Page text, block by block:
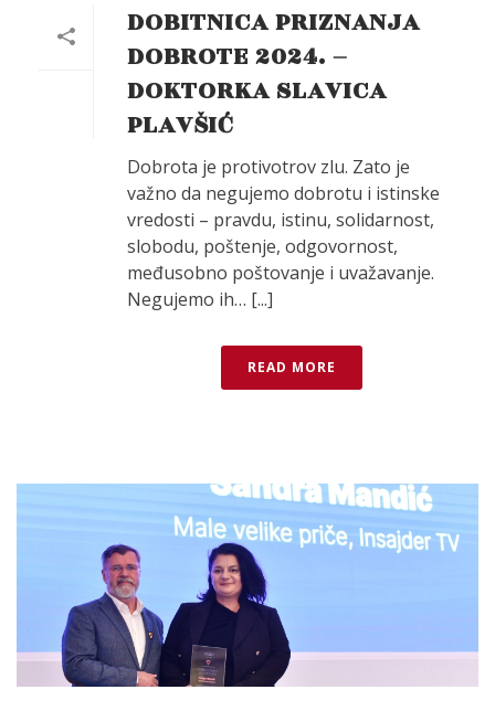
DOBITNICA PRIZNANJA
DOBROTE 2024. –
DOKTORKA SLAVICA
PLAVŠIĆ
Dobrota je protivotrov zlu. Zato je
važno da negujemo dobrotu i istinske
vredosti – pravdu, istinu, solidarnost,
slobodu, poštenje, odgovornost,
međusobno poštovanje i uvažavanje.
Negujemo ih… [...]
READ MORE